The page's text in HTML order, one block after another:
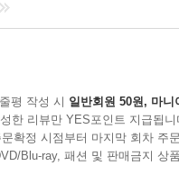
평 작성 시 일반회원 50원, 마니
한 리뷰만 YES포인트 지급됩니
확정 시점부터 마지막 회차 주
Blu-ray, 패션 및 판매금지 상